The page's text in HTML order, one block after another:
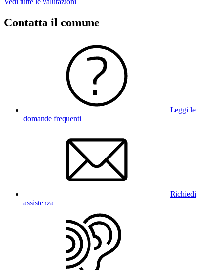
Contatta il comune
Leggi le
domande frequenti
Richiedi
assistenza